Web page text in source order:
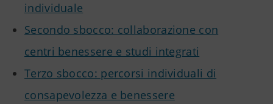
individuale
Secondo sbocco: collaborazione con
centri benessere e studi integrati
Terzo sbocco: percorsi individuali di
consapevolezza e benessere